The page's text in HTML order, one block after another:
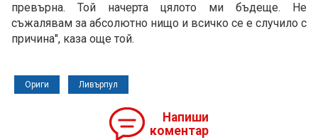
превърна. Той начерта цялото ми бъдеще. Не
съжалявам за абсолютно нищо и всичко се е случило с
причина", каза още той.
Ориги Ливърпул
Напиши
коментар